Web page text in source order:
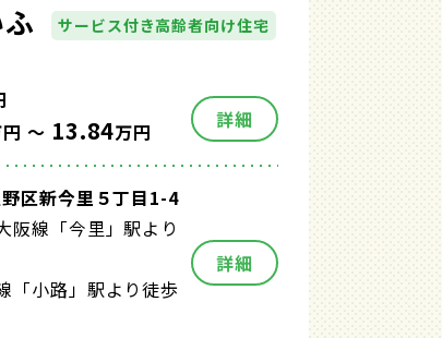
サービス付き高齢者向け住宅
～ 13.84万円 詳細
区新今里５丁目1-4
阪線「今里」駅より
「小路」駅より徒歩
詳細